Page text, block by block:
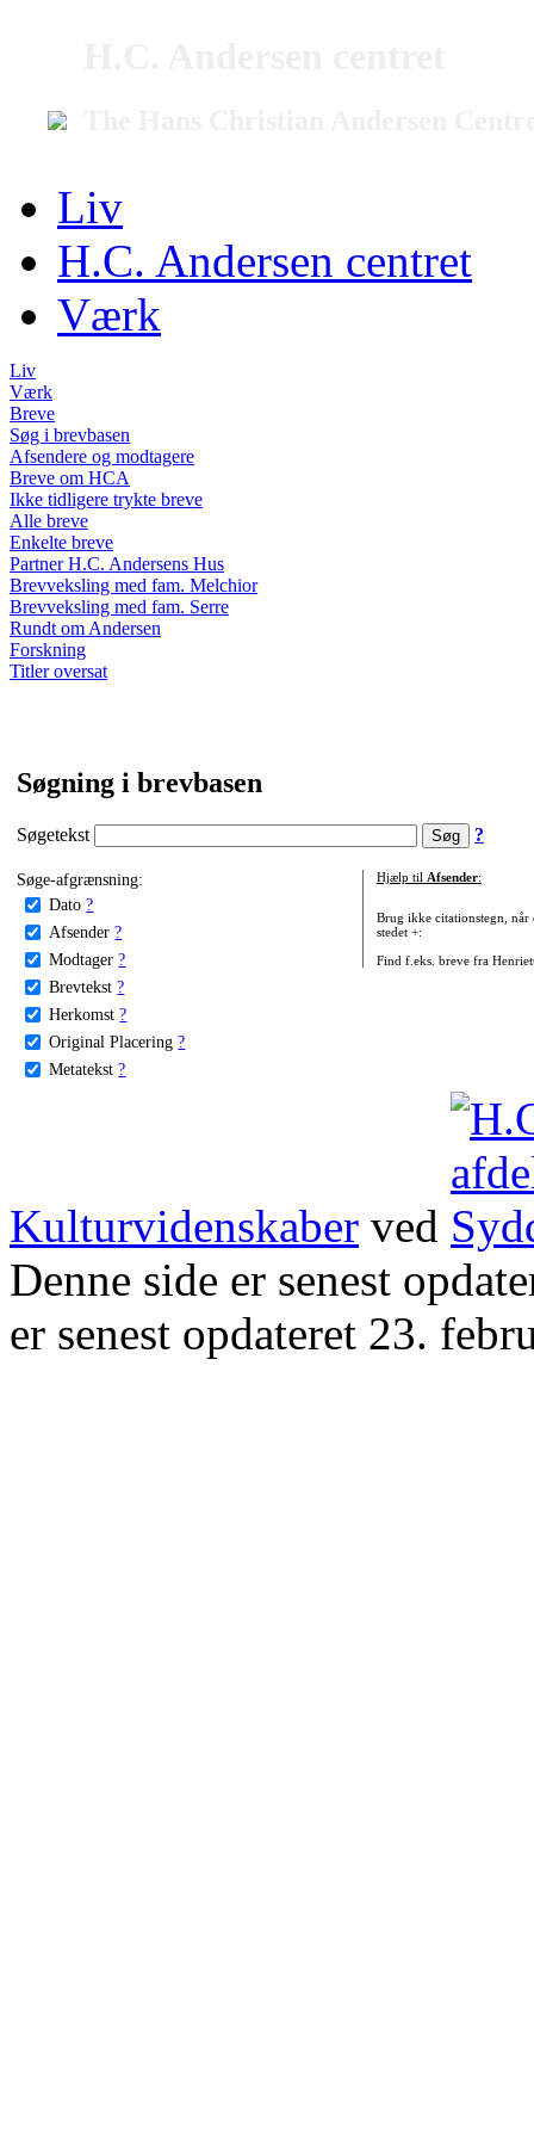
Liv
H.C. Andersen centret
Værk
Liv
Værk
Breve
Søg i brevbasen
Afsendere og modtagere
Breve om HCA
Ikke tidligere trykte breve
Alle breve
Enkelte breve
Partner H.C. Andersens Hus
Brevveksling med fam. Melchior
Brevveksling med fam. Serre
Rundt om Andersen
Forskning
Titler oversat
Søgning i brevbasen
Søgetekst ?
Søge-afgrænsning:
Dato ?
Afsender ?
Modtager ?
Brevtekst ?
Herkomst ?
Original Placering ?
Metatekst ?
Hjælp til Afsender:
Brug ikke citationstegn, når
stedet +:
Find f.eks. breve fra
Kulturvidenskaber ved
Denne side er senest
er senest opdateret 23.